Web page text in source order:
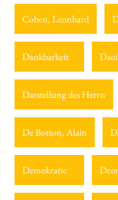
Cohen, Leonhard
Dankbarkeit
Darstellung des Herrn
De Botton, Alain
Demokratie